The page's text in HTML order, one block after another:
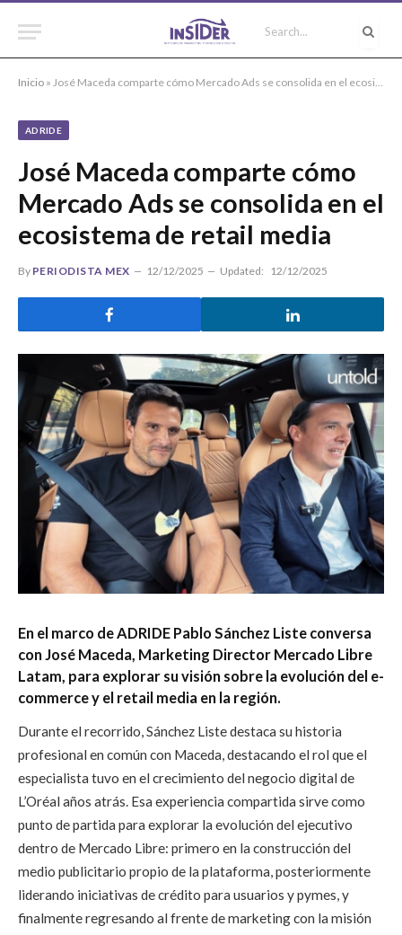
Inicio » José Maceda comparte cómo Mercado Ads se consolida en el ecosistema de retail media
ADRIDE
José Maceda comparte cómo
Mercado Ads se consolida en el
ecosistema de retail media
By PERIODISTA MEX 12/12/2025 Updated: 12/12/2025
En el marco de ADRIDE Pablo Sánchez Liste conversa
con José Maceda, Marketing Director Mercado Libre
Latam, para explorar su visión sobre la evolución del e-
commerce y el retail media en la región.
Durante el recorrido, Sánchez Liste destaca su historia
profesional en común con Maceda, destacando el rol que el
especialista tuvo en el crecimiento del negocio digital de
L’Oréal años atrás. Esa experiencia compartida sirve como
punto de partida para explorar la evolución del ejecutivo
dentro de Mercado Libre: primero en la construcción del
medio publicitario propio de la plataforma, posteriormente
liderando iniciativas de crédito para usuarios y pymes, y
finalmente regresando al frente de marketing con la misión